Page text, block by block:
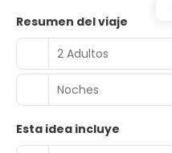
Resumen del viaje
2 Adultos
Noches
Esta idea incluye